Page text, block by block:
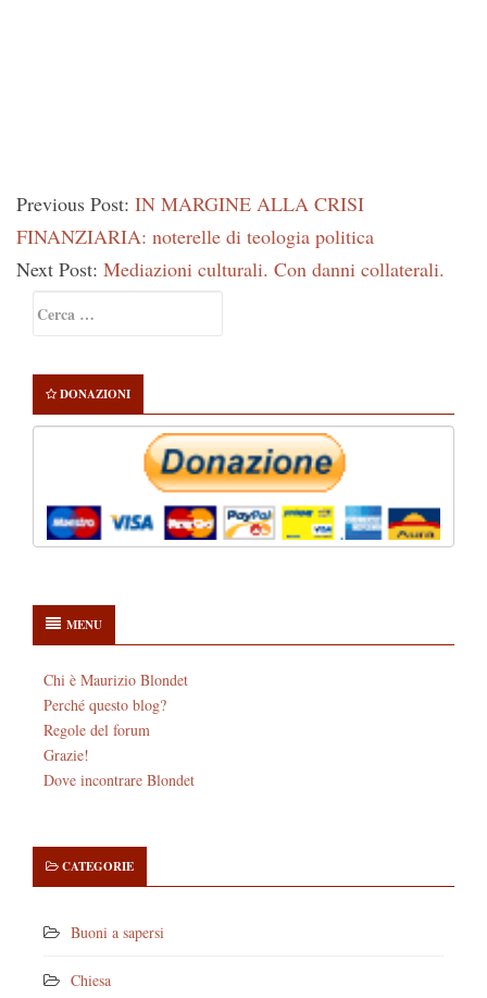
Previous Post: IN MARGINE ALLA CRISI
FINANZIARIA: noterelle di teologia politica
Next Post: Mediazioni culturali. Con danni collaterali.
Sidebar
per:
DONAZIONI
MENU
Chi è Maurizio Blondet
Perché questo blog?
Regole del forum
Grazie!
Dove incontrare Blondet
CATEGORIE
Buoni a sapersi
Chiesa